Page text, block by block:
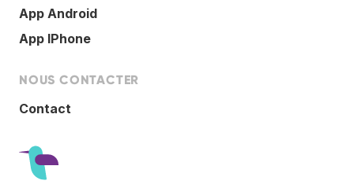
App Android
App IPhone
NOUS CONTACTER
Contact